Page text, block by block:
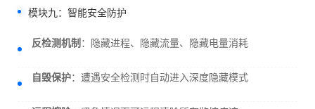
模块九：智能安全防护
反检测机制 ：隐藏进程、隐藏流量、隐藏电量消耗
自毁保护：遭遇安全检测时自动进入深度隐藏模式